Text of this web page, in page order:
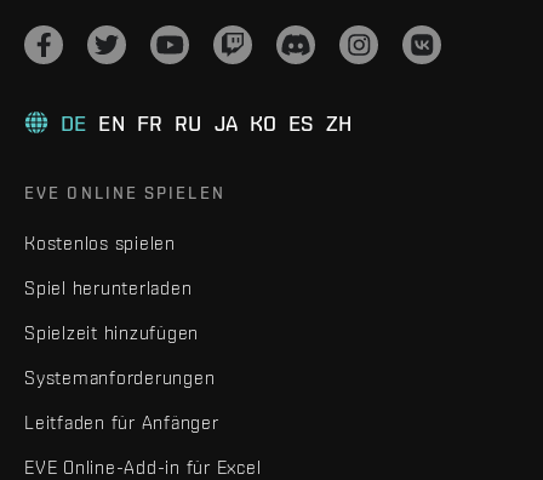
DE EN FR RU JA KO ES ZH
EVE ONLINE SPIELEN
Kostenlos spielen
Spiel herunterladen
Spielzeit hinzufügen
Systemanforderungen
Leitfaden für Anfänger
EVE Online-Add-in für Excel